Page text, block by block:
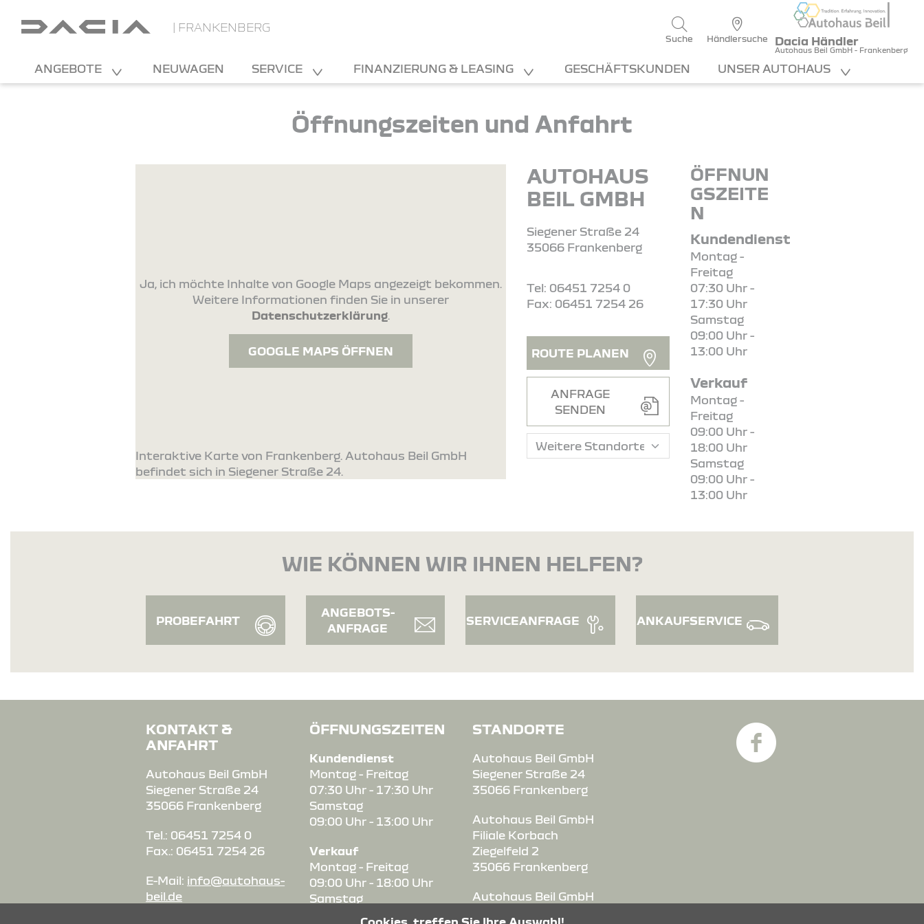
| FRANKENBERG
Suche Händlersuche Dacia Händler
Autohaus Beil GmbH - Frankenberg
ANGEBOTE NEUWAGEN SERVICE FINANZIERUNG & LEASING GESCHÄFTSKUNDEN UNSER AUTOHAUS
Öffnungszeiten und Anfahrt
Ja, ich möchte Inhalte von Google Maps angezeigt bekommen.
Weitere Informationen finden Sie in unserer
Datenschutzerklärung.
GOOGLE MAPS ÖFFNEN
Interaktive Karte von Frankenberg. Autohaus Beil GmbH
befindet sich in Siegener Straße 24.
AUTOHAUS
BEIL GMBH
Siegener Straße 24
35066 Frankenberg
Tel: 06451 7254 0
Fax: 06451 7254 26
ROUTE PLANEN
ANFRAGE
SENDEN
ÖFFNUN
GSZEITE
N
Kundendienst
Montag -
Freitag
07:30 Uhr -
17:30 Uhr
Samstag
09:00 Uhr -
13:00 Uhr
Verkauf
Montag -
Freitag
09:00 Uhr -
18:00 Uhr
Samstag
09:00 Uhr -
13:00 Uhr
WIE KÖNNEN WIR IHNEN HELFEN?
PROBEFAHRT
ANGEBOTS-
ANFRAGE
SERVICEANFRAGE ANKAUFSERVICE
KONTAKT &
ANFAHRT
Autohaus Beil GmbH
Siegener Straße 24
35066 Frankenberg
Tel.: 06451 7254 0
Fax.: 06451 7254 26
E-Mail: info@autohaus-
beil.de
ÖFFNUNGSZEITEN
Kundendienst
Montag - Freitag
07:30 Uhr - 17:30 Uhr
Samstag
09:00 Uhr - 13:00 Uhr
Verkauf
Montag - Freitag
09:00 Uhr - 18:00 Uhr
Samstag
STANDORTE
Autohaus Beil GmbH
Siegener Straße 24
35066 Frankenberg
Autohaus Beil GmbH
Filiale Korbach
Ziegelfeld 2
35066 Frankenberg
Autohaus Beil GmbH